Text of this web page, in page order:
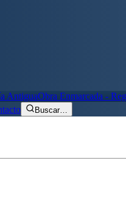
AntiguaObra Enmarcada -
Buscar…